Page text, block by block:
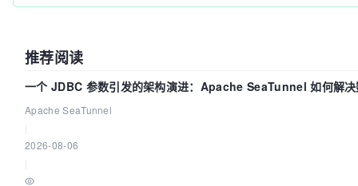
推荐阅读
一个 JDBC 参数引发的架构演进：Apache SeaTunnel 如何解
中的“定时 Flush”难题
Apache SeaTunnel
2026-08-06